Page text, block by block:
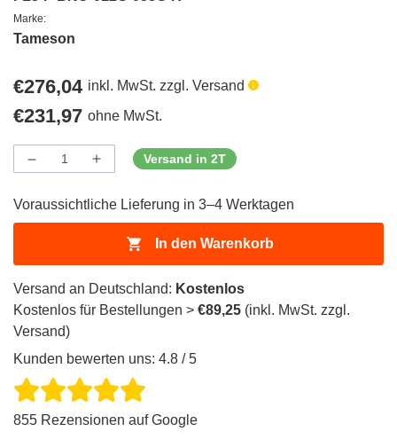
Marke:
Tameson
Regulärer
Preis
€276,04 inkl. MwSt. zzgl. Versand
Regulärer
Preis
€231,97 ohne MwSt.
Menge
Menge
verringern
ProductDrop
Menge
erhöhen
ProductDrop
Versand in 2T
Voraussichtliche Lieferung in 3–4 Werktagen
In den Warenkorb
Versand an Deutschland: Kostenlos
Kostenlos für Bestellungen > €89,25 (inkl. MwSt. zzgl.
Versand)
Kunden bewerten uns: 4.8 / 5
855 Rezensionen auf Google